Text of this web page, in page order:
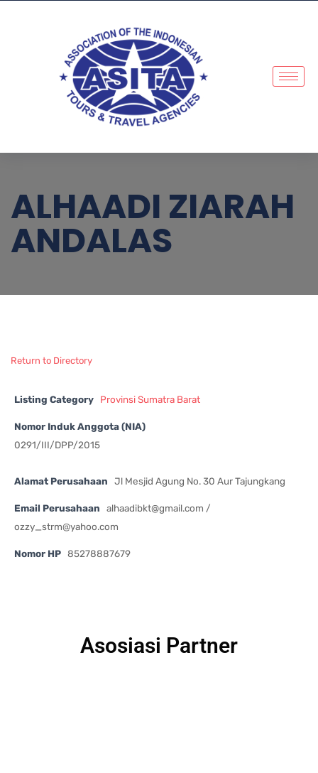
ALHAADI ZIARAH
ANDALAS
Return to Directory
Listing Category Provinsi Sumatra Barat
Nomor Induk Anggota (NIA)
0291/III/DPP/2015
Alamat Perusahaan Jl Mesjid Agung No. 30 Aur Tajungkang
Email Perusahaan alhaadibkt@gmail.com /
ozzy_strm@yahoo.com
Nomor HP 85278887679
Asosiasi Partner